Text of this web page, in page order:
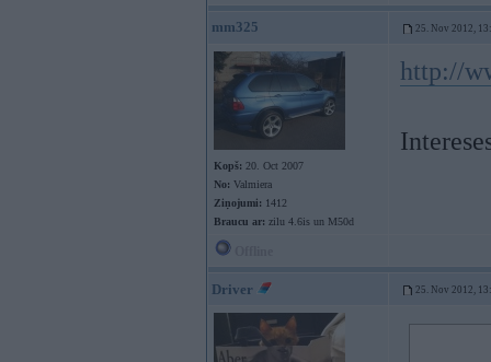
mm325 25. Nov 2012,
Kopš: 20. Oct 2007
No: Valmiera
Ziņojumi: 1412
Braucu ar: zilu 4.6is un M50d
http://
Driver 25. Nov 2012,